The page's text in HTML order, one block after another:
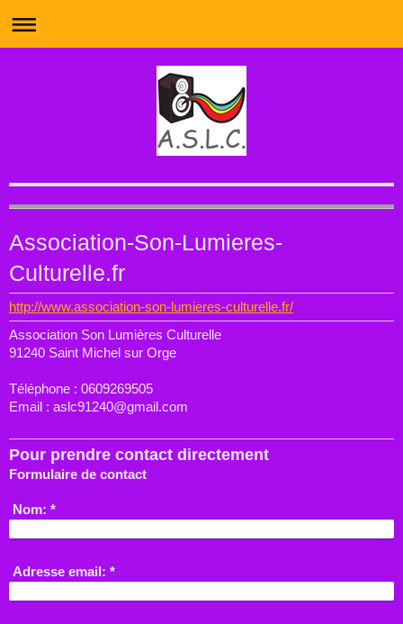
Matérielsde l'Association Son Lumières
Culturelle
Association-Son-Lumieres-
Culturelle.fr
http://www.association-son-lumieres-culturelle.fr/
Association Son Lumières Culturelle
91240 Saint Michel sur Orge
Téléphone : 0609269505
Email : aslc91240@gmail.com
Pour prendre contact directement
Formulaire de contact
Nom: *
Adresse email: *